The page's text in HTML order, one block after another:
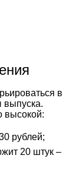
в
выпуска.
высокой:
рублей;
20 штук –